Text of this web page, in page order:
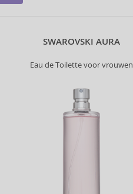
SWAROVSKI AURA
Eau de Toilette voor vrouwen